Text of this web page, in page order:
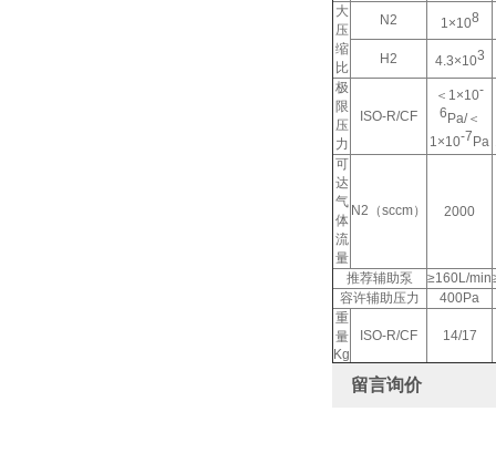
大
压
缩
比
N2 1×108
H2 4.3×103
极
限
压
力
ISO-R/CF
＜1×10-
6 Pa/＜
1×10-7 Pa
可
达
气
体
流
量
N2（sccm） 2000
推荐辅助泵 ≥160L/min
容许辅助压力
400Pa
重
量
Kg
ISO-R/CF 14/17
留言询价